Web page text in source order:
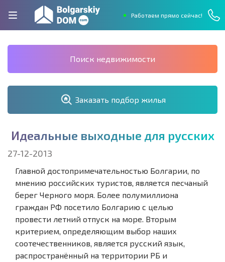
Работаем прямо сейчас!
Поиск недвижимости
Заказать подбор жилья
Идеальные выходные для русских
27-12-2013
Главной достопримечательностью Болгарии, по
мнению российских туристов, является песчаный
берег Черного моря. Более полумиллиона
граждан РФ посетило Болгарию с целью
провести летний отпуск на море. Вторым
критерием, определяющим выбор наших
соотечественников, является русский язык,
распространённый на территории РБ и